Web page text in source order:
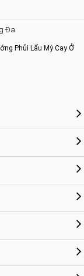
Đa
Phủi Lẩu Mỳ Cay Ở